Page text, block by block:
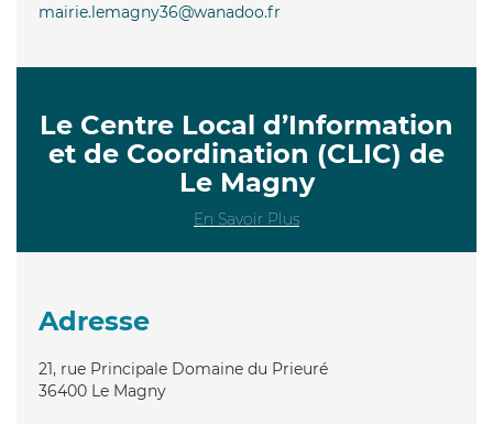
mairie.lemagny36@wanadoo.fr
Le Centre Local d’Information
et de Coordination (CLIC) de
Le Magny
En Savoir Plus
Adresse
21, rue Principale Domaine du Prieuré
36400 Le Magny